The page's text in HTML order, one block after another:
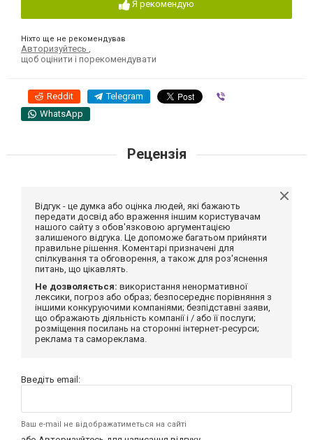
Я рекомендую
Ніхто ще не рекомендував
Авторизуйтесь
щоб оцінити і порекомендувати
Reddit Telegram
WhatsApp
Рецензія
Відгук - це думка або оцінка людей, які бажають
передати досвід або враження іншим користувачам
нашого сайту з обов'язковою аргументацією
залишеного відгука. Це допоможе багатьом прийняти
правильне рішення. Коментарі призначені для
спілкування та обговорення, а також для роз'яснення
питань, що цікавлять.
Не дозволяється: використання ненормативної
лексики, погроз або образ; безпосереднє порівняння з
іншими конкуруючими компаніями; безпідставні заяви,
що ображають діяльність компанії і / або її послуги;
розміщення посилань на сторонні інтернет-ресурси;
реклама та самореклама.
Введіть email:
Ваш e-mail не відображатиметься на сайті